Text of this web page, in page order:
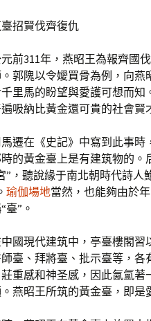
招賢伐齊復仇
前311年，燕昭王為報齊國
郭隗以令嬡買骨為例，向
里馬的盼望與愛護可想而
吸納比黃金還可貴的社會賢
遷在《史記》中寫到此事時
的黃金臺上是有建筑物的
”，聽說緣于南北朝時代詩
瑜伽場地當然，也能夠由於
臺”。
國現代建筑中，亭臺樓閣習
臺、拜將臺、批示臺等，
重感和神圣感，因此氤氳著
燕昭王所筑的黃金臺，即是